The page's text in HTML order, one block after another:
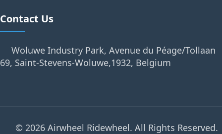
Contact Us
Woluwe Industry Park, Avenue du Péage/Tollaan
69, Saint-Stevens-Woluwe,1932, Belgium
© 2026 Airwheel Ridewheel. All Rights Reserved.